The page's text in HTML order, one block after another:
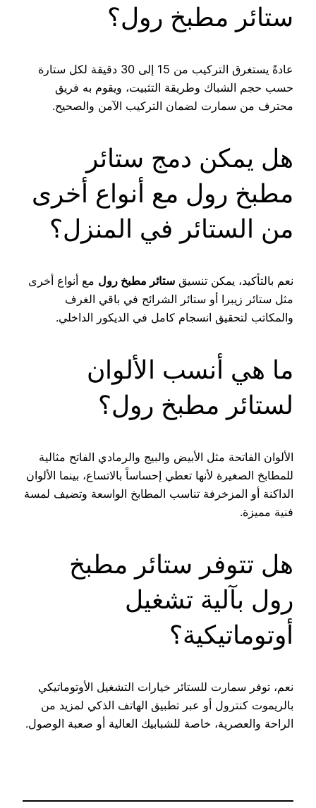
ستائر مطبخ رول؟
عادةً يستغرق التركيب من 15 إلى 30 دقيقة لكل ستارة
حسب حجم الشباك وطريقة التثبيت، ويقوم به فريق
محترف من سمارت لضمان التركيب الآمن والصحيح.
هل يمكن دمج ستائر
مطبخ رول مع أنواع أخرى
من الستائر في المنزل؟
نعم بالتأكيد، يمكن تنسيق ستائر مطبخ رول مع أنواع أخرى
مثل ستائر زيبرا أو ستائر الشرائح في باقي الغرف
والمكاتب لتحقيق انسجام كامل في الديكور الداخلي.
ما هي أنسب الألوان
لستائر مطبخ رول؟
الألوان الفاتحة مثل الأبيض والبيج والرمادي الفاتح مثالية
للمطابخ الصغيرة لأنها تعطي إحساساً بالاتساع، بينما الألوان
الداكنة أو المزخرفة تناسب المطابخ الواسعة وتضيف لمسة
فنية مميزة.
هل تتوفر ستائر مطبخ
رول بآلية تشغيل
أوتوماتيكية؟
نعم، توفر سمارت للستائر خيارات التشغيل الأوتوماتيكي
بالريموت كنترول أو عبر تطبيق الهاتف الذكي لمزيد من
الراحة والعصرية، خاصة للشبابيك العالية أو صعبة الوصول.